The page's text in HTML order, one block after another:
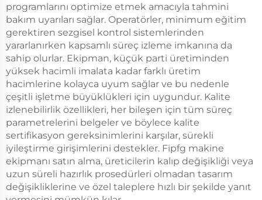
programlarını optimize etmek amacıyla tahmini
bakım uyarıları sağlar. Operatörler, minimum eğitim
gerektiren sezgisel kontrol sistemlerinden
yararlanırken kapsamlı süreç izleme imkanına da
sahip olurlar. Ekipman, küçük parti üretiminden
yüksek hacimli imalata kadar farklı üretim
hacimlerine kolayca uyum sağlar ve bu nedenle
çeşitli işletme büyüklükleri için uygundur. Kalite
izlenebilirlik özellikleri, her bileşen için tüm süreç
parametrelerini belgeler ve böylece kalite
sertifikasyon gereksinimlerini karşılar, sürekli
iyileştirme girişimlerini destekler. Fipfg makine
ekipmanı satın alma, üreticilerin kalıp değişikliği veya
uzun süreli hazırlık prosedürleri olmadan tasarım
değişikliklerine ve özel taleplere hızlı bir şekilde yanıt